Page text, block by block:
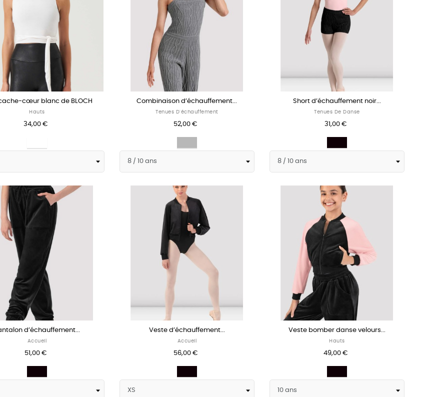
cœur blanc de BLOCH
Hauts
34,00 €
Combinaison d’échauffement...
Tenues D'échauffement
52,00 €
Short d’échauffement noir...
Tenues De Danse
31,00 €
d’échauffement...
Accueil
51,00 €
Veste d’échauffement...
Accueil
56,00 €
Veste bomber danse velours...
Hauts
49,00 €